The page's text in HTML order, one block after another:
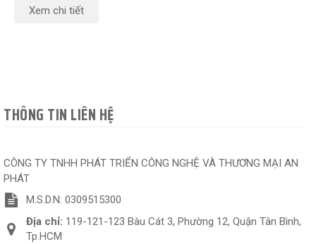
Xem chi tiết
THÔNG TIN LIÊN HỆ
CÔNG TY TNHH PHÁT TRIỂN CÔNG NGHỆ VÀ THƯƠNG MẠI AN
PHÁT
M.S.D.N: 0309515300
Địa chỉ: 119-121-123 Bàu Cát 3, Phường 12, Quận Tân Bình,
Tp.HCM